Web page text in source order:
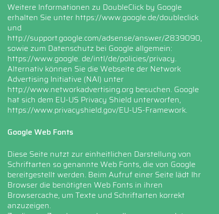
Weitere Informationen zu DoubleClick by Google
erhalten Sie unter https://www.google.de/doubleclick
und
http://support.google.com/adsense/answer/2839090,
sowie zum Datenschutz bei Google allgemein:
https://www.google. de/intl/de/policies/privacy.
Alternativ können Sie die Webseite der Network
Advertising Initiative (NAI) unter
http://www.networkadvertising.org besuchen. Google
hat sich dem EU-US Privacy Shield unterworfen,
https://www.privacyshield.gov/EU-US-Framework.
Google Web Fonts
Diese Seite nutzt zur einheitlichen Darstellung von
Schriftarten so genannte Web Fonts, die von Google
bereitgestellt werden. Beim Aufruf einer Seite lädt Ihr
Browser die benötigten Web Fonts in ihren
Browsercache, um Texte und Schriftarten korrekt
anzuzeigen.